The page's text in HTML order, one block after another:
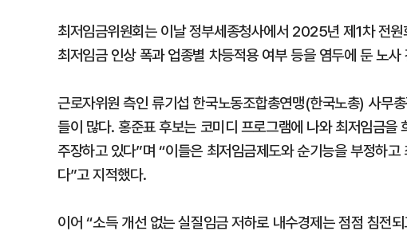
최저임금위원회는 이날 정부세종청사에서 2025년 제1차 전
최저임금 인상 폭과 업종별 차등적용 여부 등을 염두에 둔 노
근로자위원 측인 류기섭 한국노동조합총연맹(한국노총) 사무
들이 많다. 홍준표 후보는 코미디 프로그램에 나와 최저임금
주장하고 있다”며 “이들은 최저임금제도와 순기능을 부정하
다”고 지적했다.
이어 “소득 개선 없는 실질임금 저하로 내수경제는 점점 침전